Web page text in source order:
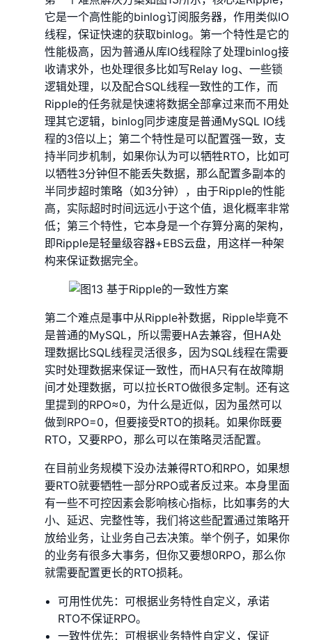
它是一个高性能的binlog订阅服务器，作用类似IO
线程，保证快速的获取binlog。第一个特性是它的
性能极高，因为普通从库IO线程除了处理binlog接
收请求外，也处理很多比如写Relay log、一些锁
逻辑处理，以及配合SQL线程一致性的工作，而
Ripple的任务就是快速将数据全部拿过来而不用处
理其它逻辑，binlog同步速度是普通MySQL IO线
程的3倍以上；第二个特性是可以配置强一致，支
持半同步机制，如果你认为可以牺牲RTO，比如可
以牺牲3分钟但不能丢失数据，那么配置多副本的
半同步超时策略（如3分钟），由于Ripple的性能
高，实际超时时间远远小于这个值，退化概率非常
低；第三个特性，它本身是一个存算分离的架构，
即Ripple是轻量级容器+EBS云盘，用这样一种架
构来保证数据完全。
第二个难点是事中从Ripple补数据，Ripple毕竟不
是普通的MySQL，所以需要HA去兼容，但HA处
理数据比SQL线程灵活很多，因为SQL线程在需要
实时处理数据来保证一致性，而HA只有在故障期
间才处理数据，可以拉长RTO做很多定制。还有这
里提到的RPO≈0，为什么是近似，因为虽然可以
做到RPO=0，但要接受RTO的损耗。如果你既要
RTO，又要RPO，那么可以在策略灵活配置。
在目前业务规模下没办法兼得RTO和RPO，如果想
要RTO就要牺牲一部分RPO或者反过来。本身里面
有一些不可控因素会影响核心指标，比如事务的大
小、延迟、完整性等，我们将这些配置通过策略开
放给业务，让业务自己去决策。举个例子，如果你
的业务有很多大事务，但你又要想0RPO，那么你
就需要配置更长的RTO损耗。
可用性优先：可根据业务特性自定义，承诺
RTO不保证RPO。
一致性优先：可根据业务特性自定义，保证